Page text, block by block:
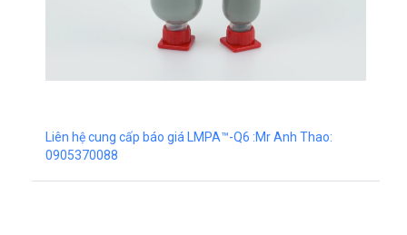
Liên hệ cung cấp báo giá LMPA™-Q6 :Mr Anh Thao:
0905370088